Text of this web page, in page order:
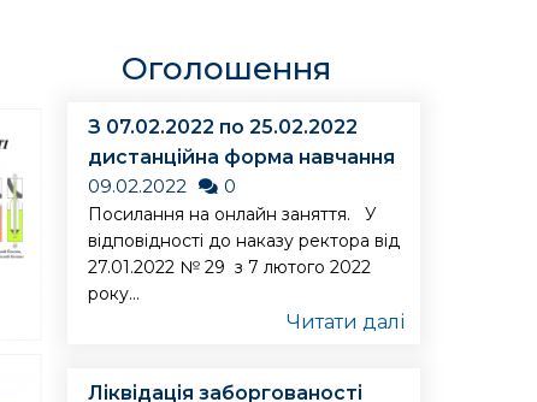
Оголошення
З 07.02.2022 по 25.02.2022
дистанційна форма навчання
09.02.2022
0
Посилання на онлайн заняття. У
відповідності до наказу ректора від
27.01.2022 № 29 з 7 лютого 2022
року...
Читати далі
Ліквідація заборгованості